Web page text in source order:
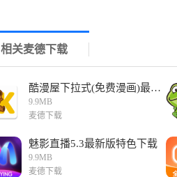
相关麦德下载
酷漫屋下拉式(免费漫画)最新版
9.9MB
麦德下载
魅影直播5.3最新版特色下载
9.9MB
麦德下载